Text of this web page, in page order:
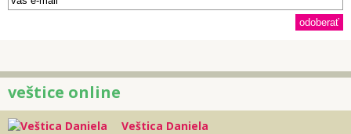
veštice online
Veštica Daniela